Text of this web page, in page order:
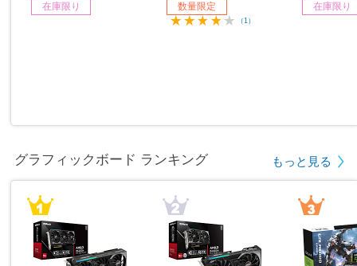
在庫限り 数量限定
（1）
在庫限り
グラフィックボード ランキング もっと見る